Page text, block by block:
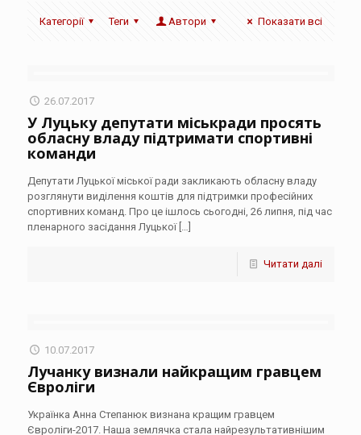
Категорії Теги Автори Показати всі
26.07.2017
У Луцьку депутати міськради просять
обласну владу підтримати спортивні
команди
Депутати Луцької міської ради закликають обласну владу
розглянути виділення коштів для підтримки професійних
спортивних команд. Про це ішлось сьогодні, 26 липня, під час
пленарного засідання Луцької[…]
Читати далі
10.07.2017
Лучанку визнали найкращим гравцем
Євроліги
Українка Анна Степанюк визнана кращим гравцем
Євроліги-2017. Наша землячка стала найрезультативнішим